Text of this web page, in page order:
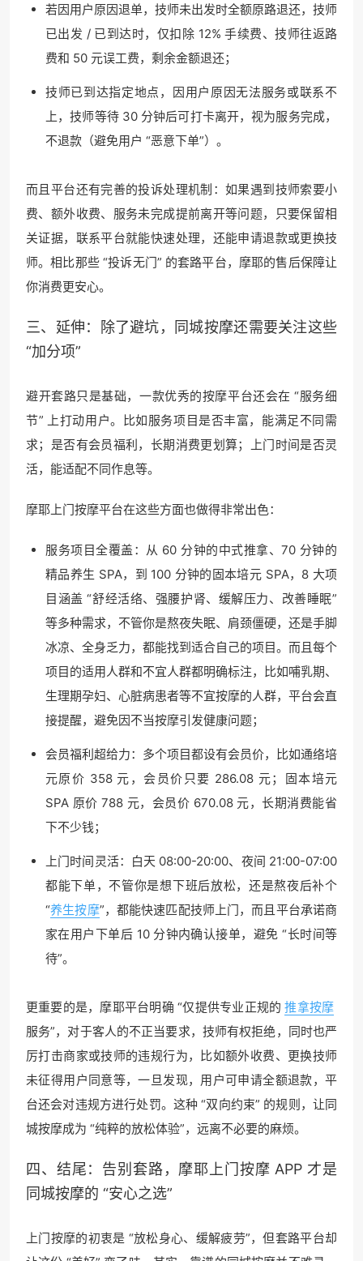
若因用户原因退单，技师未出发时全额原路退还，技师
已出发 / 已到达时，仅扣除 12% 手续费、技师往返路
费和 50 元误工费，剩余金额退还；
技师已到达指定地点，因用户原因无法服务或联系不
上，技师等待 30 分钟后可打卡离开，视为服务完成，
不退款（避免用户 “恶意下单”）。
而且平台还有完善的投诉处理机制：如果遇到技师索要小
费、额外收费、服务未完成提前离开等问题，只要保留相
关证据，联系平台就能快速处理，还能申请退款或更换技
师。相比那些 “投诉无门” 的套路平台，摩耶的售后保障让
你消费更安心。
三、延伸：除了避坑，同城按摩还需要关注这些
“加分项”
避开套路只是基础，一款优秀的按摩平台还会在 “服务细
节” 上打动用户。比如服务项目是否丰富，能满足不同需
求；是否有会员福利，长期消费更划算；上门时间是否灵
活，能适配不同作息等。
摩耶上门按摩平台在这些方面也做得非常出色：
服务项目全覆盖：从 60 分钟的中式推拿、70 分钟的
精品养生 SPA，到 100 分钟的固本培元 SPA，8 大项
目涵盖 “舒经活络、强腰护肾、缓解压力、改善睡眠”
等多种需求，不管你是熬夜失眠、肩颈僵硬，还是手脚
冰凉、全身乏力，都能找到适合自己的项目。而且每个
项目的适用人群和不宜人群都明确标注，比如哺乳期、
生理期孕妇、心脏病患者等不宜按摩的人群，平台会直
接提醒，避免因不当按摩引发健康问题；
会员福利超给力：多个项目都设有会员价，比如通络培
元原价 358 元，会员价只要 286.08 元；固本培元
SPA 原价 788 元，会员价 670.08 元，长期消费能省
下不少钱；
上门时间灵活：白天 08:00-20:00、夜间 21:00-07:00
都能下单，不管你是想下班后放松，还是熬夜后补个
“养生按摩”，都能快速匹配技师上门，而且平台承诺商
家在用户下单后 10 分钟内确认接单，避免 “长时间等
待”。
更重要的是，摩耶平台明确 “仅提供专业正规的 推拿按摩
服务”，对于客人的不正当要求，技师有权拒绝，同时也严
厉打击商家或技师的违规行为，比如额外收费、更换技师
未征得用户同意等，一旦发现，用户可申请全额退款，平
台还会对违规方进行处罚。这种 “双向约束” 的规则，让同
城按摩成为 “纯粹的放松体验”，远离不必要的麻烦。
四、结尾：告别套路，摩耶上门按摩 APP 才是
同城按摩的 “安心之选”
上门按摩的初衷是 “放松身心、缓解疲劳”，但套路平台却